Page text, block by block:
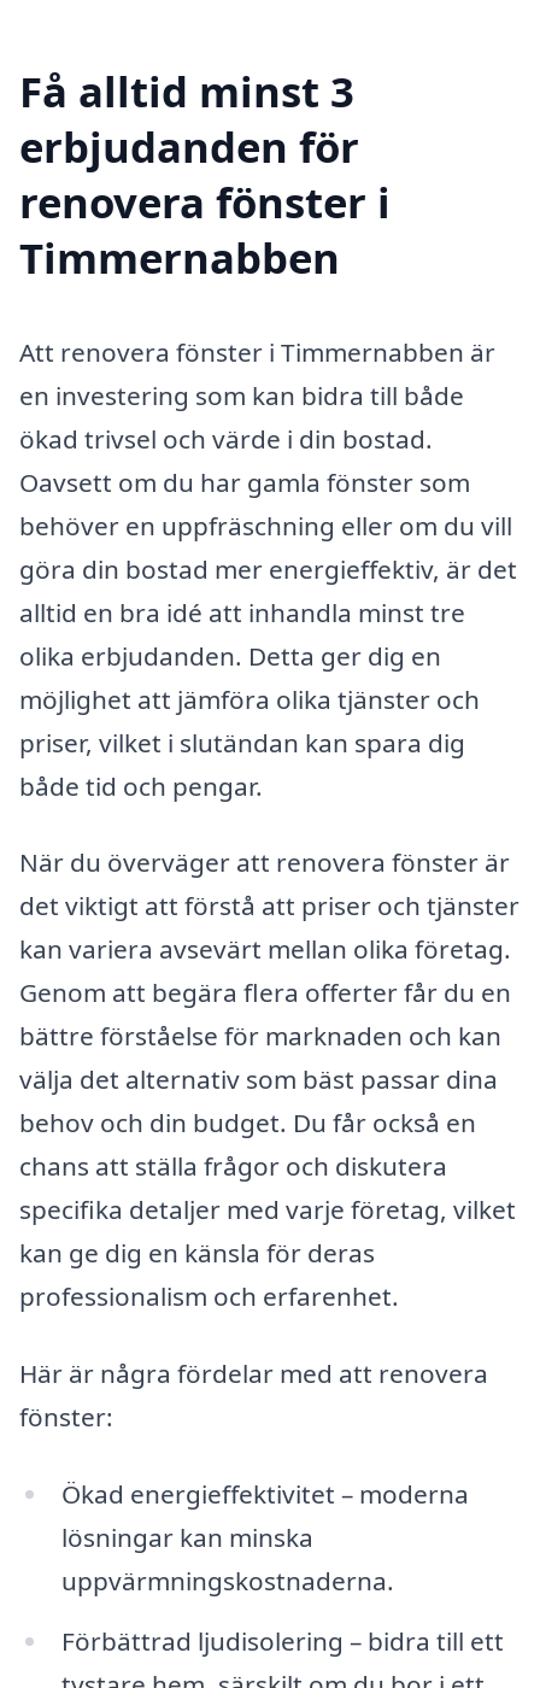
Få alltid minst 3
erbjudanden för
renovera fönster i
Timmernabben
Att renovera fönster i Timmernabben är
en investering som kan bidra till både
ökad trivsel och värde i din bostad.
Oavsett om du har gamla fönster som
behöver en uppfräschning eller om du vill
göra din bostad mer energieffektiv, är det
alltid en bra idé att inhandla minst tre
olika erbjudanden. Detta ger dig en
möjlighet att jämföra olika tjänster och
priser, vilket i slutändan kan spara dig
både tid och pengar.
När du överväger att renovera fönster är
det viktigt att förstå att priser och tjänster
kan variera avsevärt mellan olika företag.
Genom att begära flera offerter får du en
bättre förståelse för marknaden och kan
välja det alternativ som bäst passar dina
behov och din budget. Du får också en
chans att ställa frågor och diskutera
specifika detaljer med varje företag, vilket
kan ge dig en känsla för deras
professionalism och erfarenhet.
Här är några fördelar med att renovera
fönster:
Ökad energieffektivitet – moderna
lösningar kan minska
uppvärmningskostnaderna.
Förbättrad ljudisolering – bidra till ett